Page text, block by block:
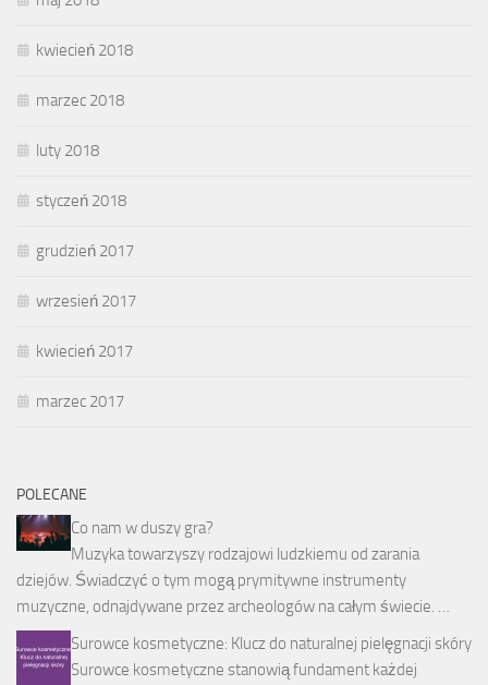
kwiecień 2018
marzec 2018
luty 2018
styczeń 2018
grudzień 2017
wrzesień 2017
kwiecień 2017
marzec 2017
POLECANE
Co nam w duszy gra?
Muzyka towarzyszy rodzajowi ludzkiemu od zarania
dziejów. Świadczyć o tym mogą prymitywne instrumenty
muzyczne, odnajdywane przez archeologów na całym świecie. …
Surowce kosmetyczne: Klucz do naturalnej pielęgnacji skóry
Surowce kosmetyczne stanowią fundament każdej